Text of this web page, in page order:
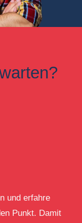
und erfahre
Punkt. Damit